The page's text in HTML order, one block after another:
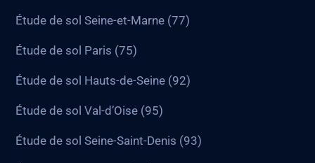
Étude de sol Seine-et-Marne (77)
Étude de sol Paris (75)
Étude de sol Hauts-de-Seine (92)
Étude de sol Val-d’Oise (95)
Étude de sol Seine-Saint-Denis (93)